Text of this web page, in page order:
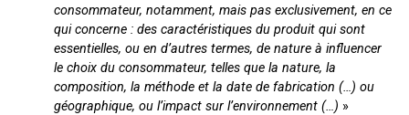
consommateur, notamment, mais pas exclusivement, en ce
qui concerne : des caractéristiques du produit qui sont
essentielles, ou en d’autres termes, de nature à influencer
le choix du consommateur, telles que la nature, la
composition, la méthode et la date de fabrication (…) ou
géographique, ou l’impact sur l’environnement (…) »